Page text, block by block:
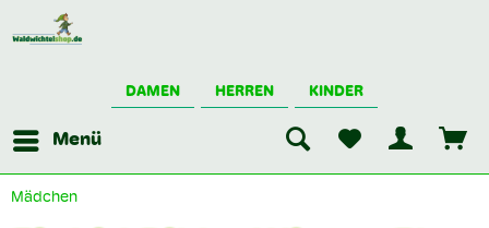
DAMEN HERREN KINDER
Menü
Mädchen